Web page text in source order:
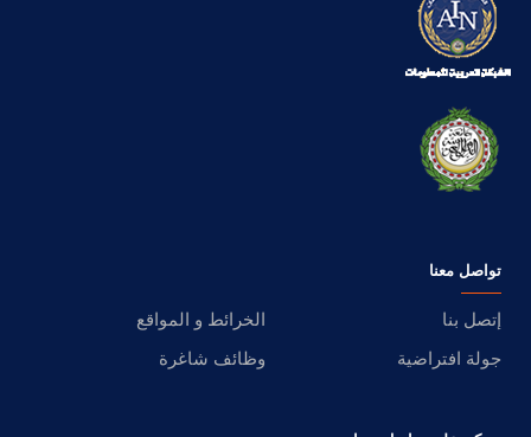
تواصل معنا
إتصل بنا
الخرائط و المواقع
جولة افتراضية
وظائف شاغرة